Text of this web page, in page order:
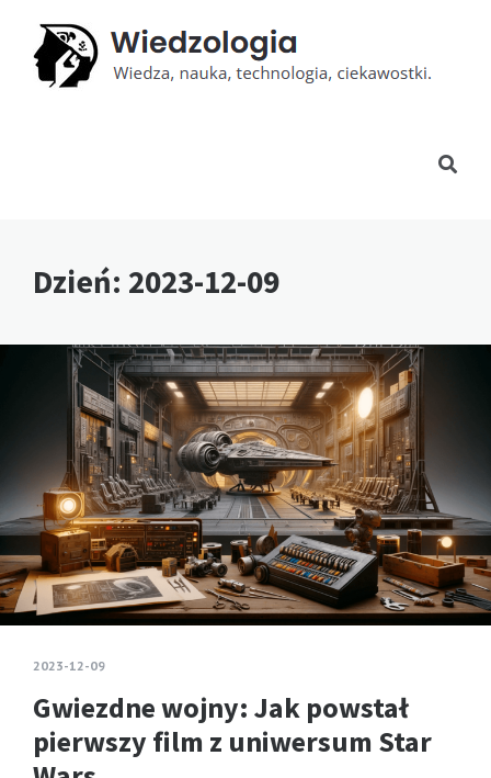
Dzień: 2023-12-09
2023-12-09
Gwiezdne wojny: Jak powstał
pierwszy film z uniwersum Star